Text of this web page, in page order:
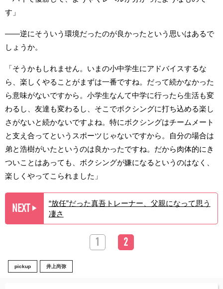
す」
――逆にそういう環境だったのが良かったという思いはあるで
しょうか。
「そうかもしれません。いまの小中学生にアドバイスするな
ら、楽しくやることがまずは一番ですね。だって続かなかった
ら意味がないですから。小学生なんて中学に行ったら生活も変
わるし、友達も変わるし、そこでボクシングに打ち込める楽し
さがないと続かないですよね。特にボクシングはチームメート
と支え合ってというスポーツじゃないですから。自分の場合は
弟と浩樹がいたというのは良かったですね。だから肉体的にき
ついことはあっても、ボクシングが嫌になるというのはなく、
楽しくやってこられました」
NEXT ▶︎
“放任”だった真吾トレーナー、父親になって思う
凄さ
1 2
pickup 井上尚弥